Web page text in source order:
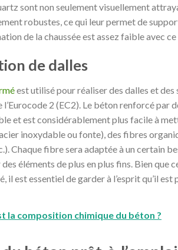
sont non seulement visuellement
robustes, ce qui leur permet de
de la chaussée est assez faible avec
de dalles
est utilisé pour réaliser des dalles et
2 (EC2). Le béton renforcé par
et est considérablement plus facile à
inoxydable ou fonte), des fibres
Chaque fibre sera adaptée à un certain
éléments de plus en plus fins. Bien que
il est essentiel de garder à l’esprit qu’il est
la composition chimique du béton ?